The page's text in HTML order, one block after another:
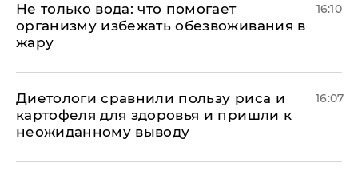
Не только вода: что помогает
организму избежать обезвоживания в
жару
16:10
Диетологи сравнили пользу риса и
картофеля для здоровья и пришли к
неожиданному выводу
16:07